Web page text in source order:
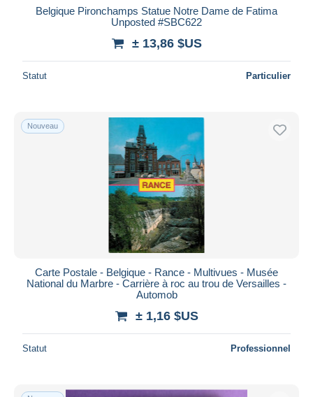
Belgique Pironchamps Statue Notre Dame de Fatima
Unposted #SBC622
± 13,86 $US
Statut Particulier
Nouveau
Carte Postale - Belgique - Rance - Multivues - Musée
National du Marbre - Carrière à roc au trou de Versailles -
Automob
± 1,16 $US
Statut Professionnel